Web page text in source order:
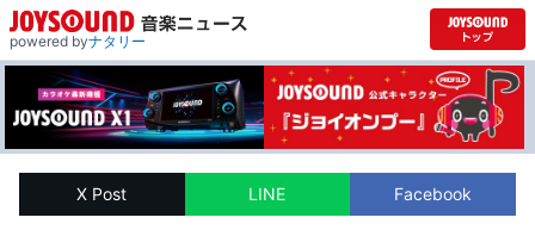
powered byナタリー
X Post LINE Facebook